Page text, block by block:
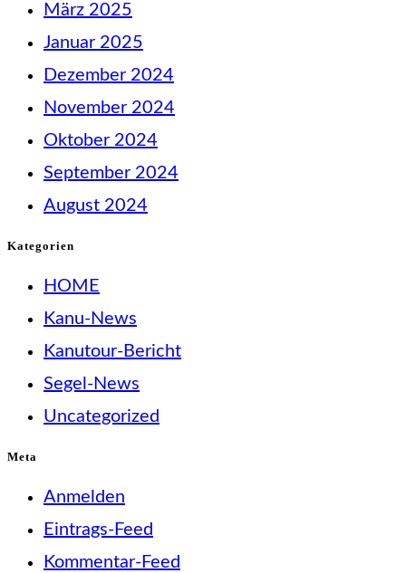
März 2025
Januar 2025
Dezember 2024
November 2024
Oktober 2024
September 2024
August 2024
Kategorien
HOME
Kanu-News
Kanutour-Bericht
Segel-News
Uncategorized
Meta
Anmelden
Eintrags-Feed
Kommentar-Feed